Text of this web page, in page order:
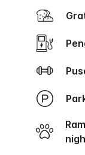
Ramah hewan peliharaan (25 CAD /